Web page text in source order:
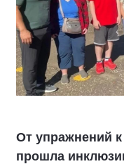
От упражнений
прошла